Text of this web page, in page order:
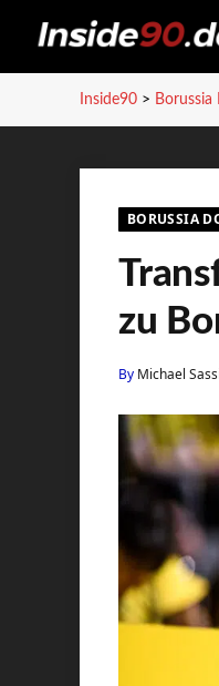
Inside90 >
BORUSSIA
zu
By Michael